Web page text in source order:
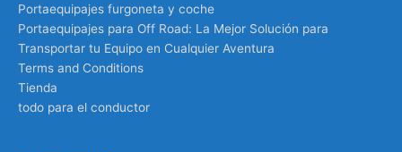
Portaequipajes furgoneta y coche
Portaequipajes para Off Road: La Mejor Solución para
Transportar tu Equipo en Cualquier Aventura
Terms and Conditions
Tienda
todo para el conductor